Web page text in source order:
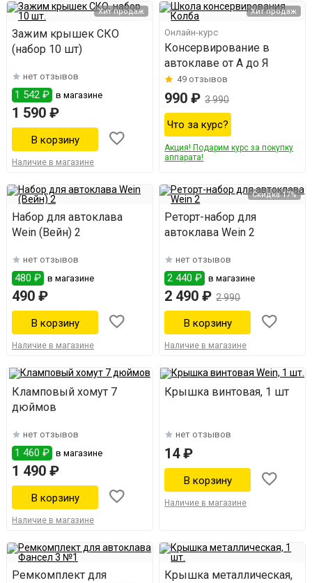
Хит продаж
Зажим крышек СКО
(набор 10 шт)
нет отзывов
1 542 ₽ в магазине
1 590 ₽
Наличие в магазине
Хит продаж
Онлайн-курс
Консервирование в
автоклаве от А до Я
49 отзывов
990 ₽ 3 990
Что за курс?
Акция! Подарим курс за покупку
аппарата!
Набор для автоклава
Wein (Вейн) 2
нет отзывов
480 ₽ в магазине
490 ₽
Наличие в магазине
Скидка 17%
Реторт-набор для
автоклава Wein 2
нет отзывов
2 440 ₽ в магазине
2 490 ₽ 2 990
Наличие в магазине
Кламповый хомут 7
дюймов
нет отзывов
1 460 ₽ в магазине
1 490 ₽
Наличие в магазине
Крышка винтовая, 1 шт
нет отзывов
14 ₽
Наличие в магазине
Ремкомплект для
Крышка металлическая,